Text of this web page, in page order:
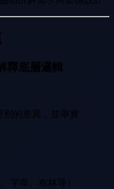
釋底層邏輯
別的差異，並舉實
字串、布林等）